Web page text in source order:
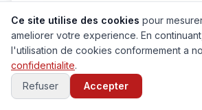
Ce site utilise des cookies pour
ameliorer votre experience. En
l'utilisation de cookies conformement a
confidentialite.
Refuser
Accepter